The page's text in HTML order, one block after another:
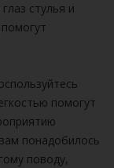
стулья и
помогут
понадобилось
поводу,